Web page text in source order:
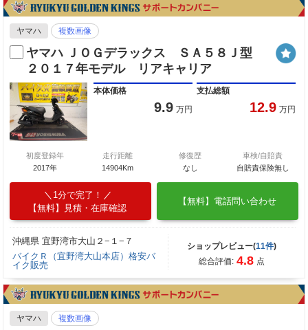
ヤマハ 複数画像
ヤマハ ＪＯＧデラックス ＳＡ５８Ｊ型
２０１７年モデル リアキャリア
本体価格
9.9 万円
支払総額
12.9 万円
初度登録年
2017年
走行距離
14904Km
修復歴
なし
車検/自賠責
自賠責保険無し
1分で完了！
【無料】見積・在庫確認
【無料】電話問い合わせ
沖縄県 宜野湾市大山２−１−７
バイクＲ（宜野湾大山本店）格安バ
イク販売
ショップレビュー(11件)
総合評価: 4.8 点
ヤマハ 複数画像